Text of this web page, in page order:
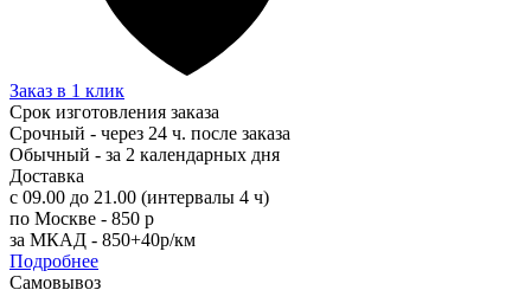
Заказ в 1 клик
Срок изготовления заказа
Срочный - через 24 ч. после заказа
Обычный - за 2 календарных дня
Доставка
с 09.00 до 21.00 (интервалы 4 ч)
по Москве - 850 р
за МКАД - 850+40р/км
Подробнее
Самовывоз